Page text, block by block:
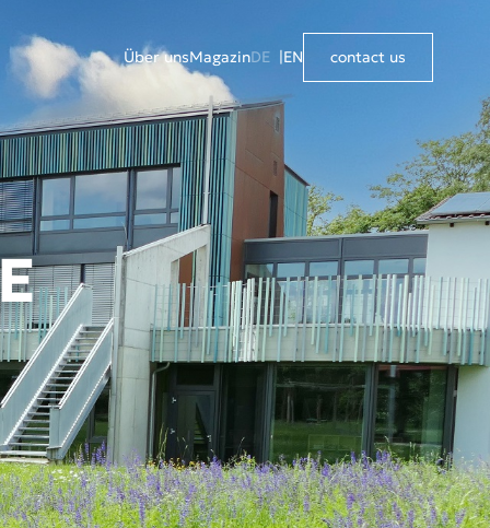
Über unsMagazinDE EN contact us